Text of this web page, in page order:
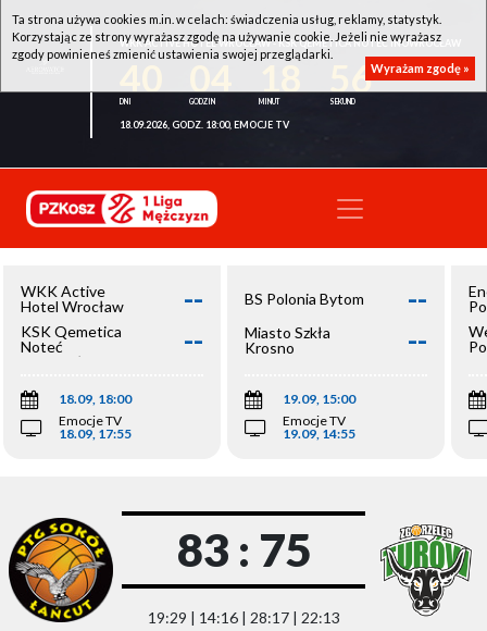
WKK ACTIVE HOTEL WROCŁAW - KSK QEMETICA NOTEĆ INOWROCŁAW
56
18.09.2026, GODZ. 18:00, EMOCJE TV
WKK Active
Hotel Wrocław
--
KSK Qemetica
Noteć
Inowrocław
--
18.09, 18:00
Emocje TV
18.09, 17:55
BS Polonia Bytom --
Miasto Szkła
Krosno
--
19.09, 15:00
Emocje TV
19.09, 14:55
83 : 75
19:29 | 14:16 | 28:17 | 22:13
Ta strona używa cookies m.in. w celach: świadczenia usług, reklamy, statystyk.
Korzystając ze strony wyrażasz zgodę na używanie cookie. Jeżeli nie wyrażasz
zgody powinieneś zmienić ustawienia swojej przeglądarki.
Wyrażam zgodę »